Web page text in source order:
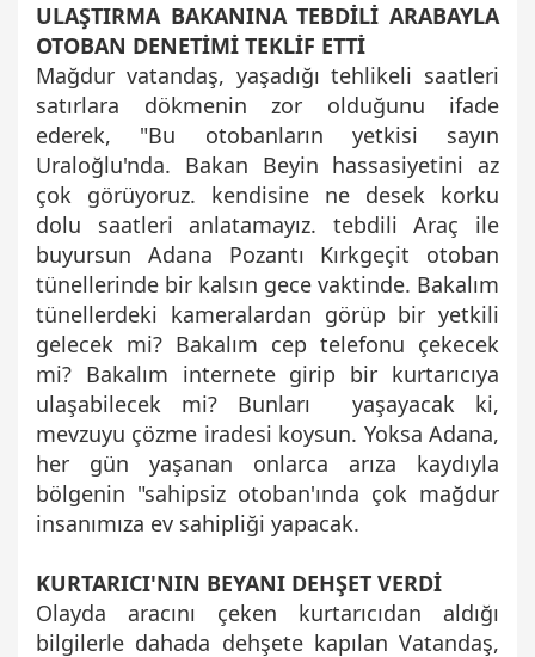
ULAŞTIRMA BAKANINA TEBDİLİ ARABAYLA
OTOBAN DENETİMİ TEKLİF ETTİ
Mağdur vatandaş, yaşadığı tehlikeli saatleri
satırlara dökmenin zor olduğunu ifade
ederek, "Bu otobanların yetkisi sayın
Uraloğlu'nda. Bakan Beyin hassasiyetini az
çok görüyoruz. kendisine ne desek korku
dolu saatleri anlatamayız. tebdili Araç ile
buyursun Adana Pozantı Kırkgeçit otoban
tünellerinde bir kalsın gece vaktinde. Bakalım
tünellerdeki kameralardan görüp bir yetkili
gelecek mi? Bakalım cep telefonu çekecek
mi? Bakalım internete girip bir kurtarıcıya
ulaşabilecek mi? Bunları yaşayacak ki,
mevzuyu çözme iradesi koysun. Yoksa Adana,
her gün yaşanan onlarca arıza kaydıyla
bölgenin "sahipsiz otoban'ında çok mağdur
insanımıza ev sahipliği yapacak.
KURTARICI'NIN BEYANI DEHŞET VERDİ
Olayda aracını çeken kurtarıcıdan aldığı
bilgilerle dahada dehşete kapılan Vatandaş,